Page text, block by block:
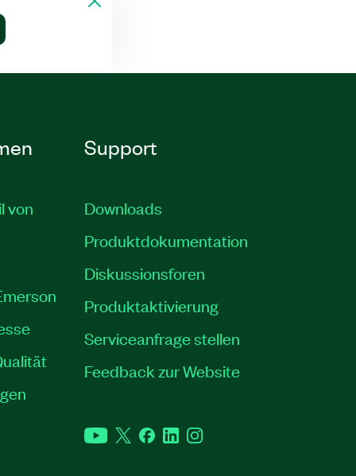
von
Support
Downloads
Produktdokumentation
Diskussionsforen
Produktaktivierung
Serviceanfrage stellen
Feedback zur Website
YouTubeTwitterFacebookLinkedInInstagram